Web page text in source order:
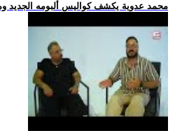
.. محمد عدوية يكشف كواليس ألبومه